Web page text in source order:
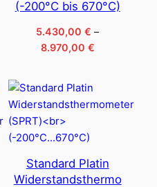
(-200°C bis 670°C)
5.430,00€ –
8.970,00 €Preisspanne:
Standard Platin
Widerstandsthermo